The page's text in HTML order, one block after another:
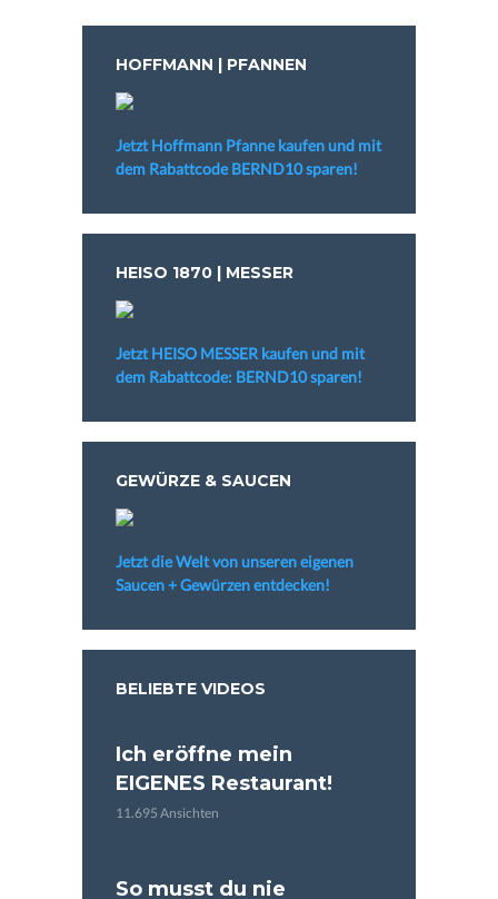
HOFFMANN | PFANNEN
Jetzt Hoffmann Pfanne kaufen und mit
dem Rabattcode BERND10 sparen!
HEISO 1870 | MESSER
Jetzt HEISO MESSER kaufen und mit
dem Rabattcode: BERND10 sparen!
GEWÜRZE & SAUCEN
Jetzt die Welt von unseren eigenen
Saucen + Gewürzen entdecken!
BELIEBTE VIDEOS
Ich eröffne mein
EIGENES Restaurant!
11.695 Ansichten
So musst du nie